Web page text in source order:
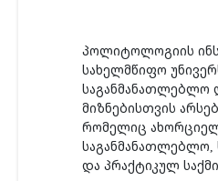
პოლიტოლოგიის
სახელმწიფო
საგანმანათლებლო
მიზნებისთვის
რომელიც
საგანმანათლებლო,
და პრაქტიკულ